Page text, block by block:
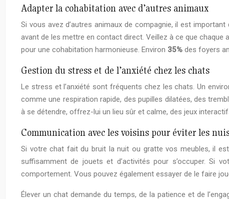
Adapter la cohabitation avec d’autres animaux
Si vous avez d’autres animaux de compagnie, il est
avant de les mettre en contact direct. Veillez à ce que
pour une cohabitation harmonieuse. Environ 35% des foyers
Gestion du stress et de l’anxiété chez les chats
Le stress et l’anxiété sont fréquents chez les chats. Un
comme une respiration rapide, des pupilles dilatées, des
à se détendre, offrez-lui un lieu sûr et calme, des jeux
Communication avec les voisins pour éviter les
Si votre chat fait du bruit la nuit ou gratte vos meubles, il
suffisamment de jouets et d’activités pour s’occuper. Si
comportement. Vous pouvez également essayer de le faire
Élever un chat demande du temps, de la patience et de